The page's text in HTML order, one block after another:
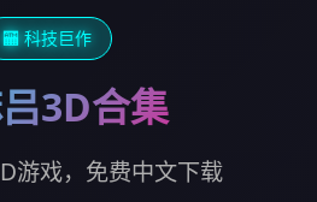
🏧 科技巨作
3D合集
游戏，免费中文下载